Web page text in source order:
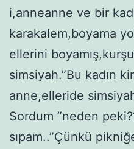
i,anneanne ve bir
karakalem,boyama
ellerini
simsiyah.”Bu kadın
anne,elleride
Sordum ”neden
sıpam..”Çünkü